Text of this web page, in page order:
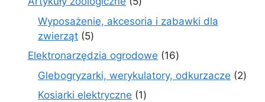
produktów
Wyposażenie, akcesoria i zabawki dla
zwierząt 55
produktów
Elektronarzędzia ogrodowe 1616
produktów
Glebogryzarki, werykulatory, odkurzacze 22
Kosiarki elektryczne 11